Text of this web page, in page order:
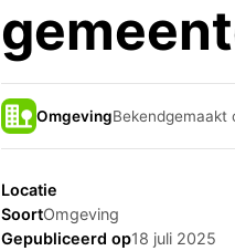
OmgevingBekendgemaakt
Locatie
SoortOmgeving
Gepubliceerd op18 juli 2025